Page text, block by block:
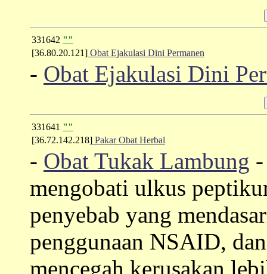
331642 ""
[36.80.20.121] Obat Ejakulasi Dini Permanen
- Obat Ejakulasi Dini
331641 ""
[36.72.142.218] Pakar Obat Herbal
- Obat Tukak Lambung
mengobati ulkus
penyebab yang
penggunaan NSAID,
mencegah kerusakan